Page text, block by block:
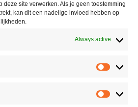
deze site verwerken. Als je geen toestemming
kan dit een nadelige invloed hebben op
Always active